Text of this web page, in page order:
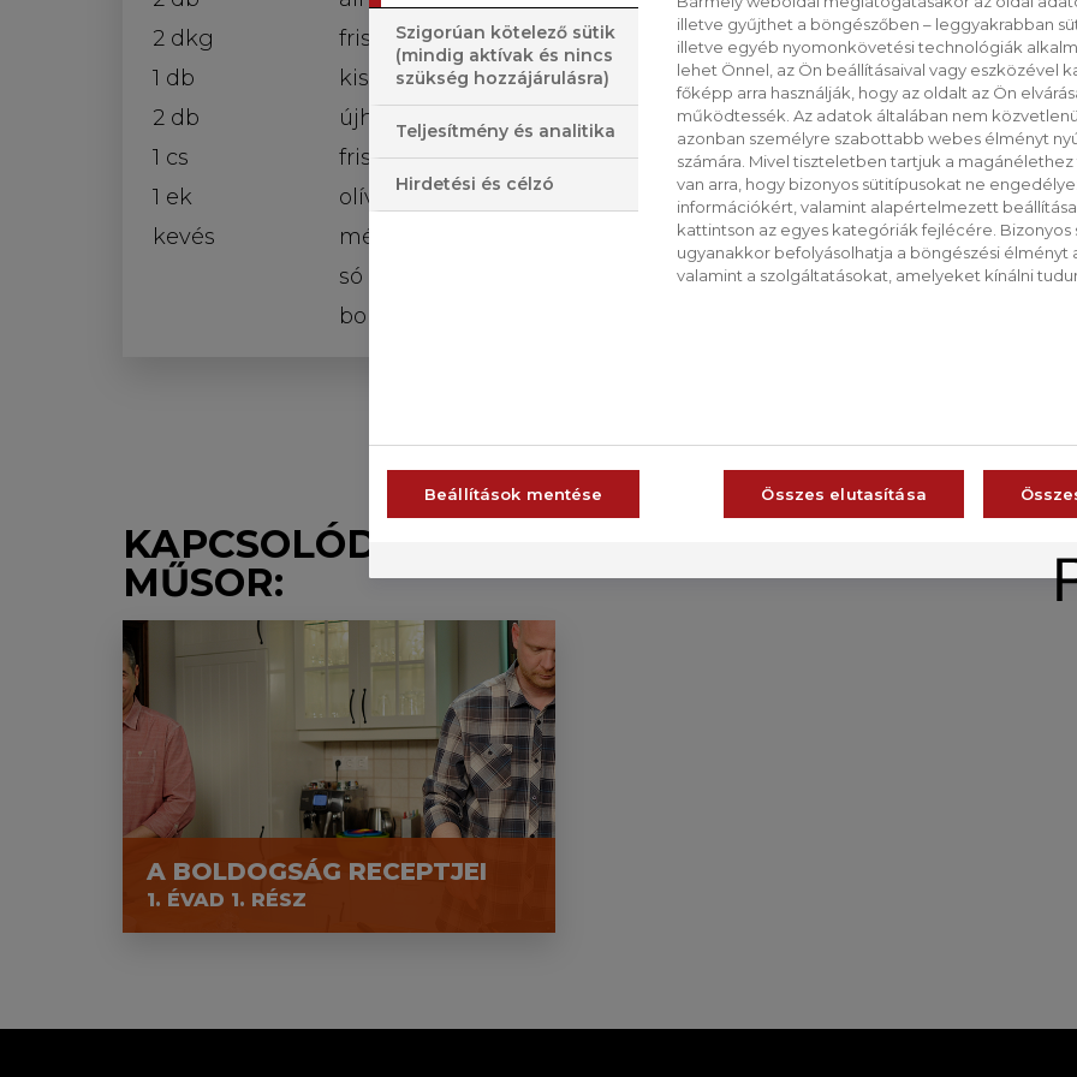
2 dkg
friss gyömbér
1 db
kisebb chili
2 db
újhagyma
1 cs
friss menta
1 ek
olívaolaj
kevés
méz
só
bors
KAPCSOLÓDÓ
MŰSOR:
A BOLDOGSÁG RECEPTJEI
1. ÉVAD 1. RÉSZ
zellerhez adjuk. Néhány percig együtt
és kevés mézzel ízesítjük. Akár hidegen is
VISSZA A LISTÁRA
Szigorúan kötelező sütik
(mindig aktívak és nincs
szükség hozzájárulásra)
Teljesítmény és analitika
Hirdetési és célzó
illetve gyűjthet a böngészőben – leggyakrabban
illetve egyéb nyomonkövetési technológiák
lehet Önnel, az Ön beállításaival vagy eszközével
főképp arra használják, hogy az oldalt az Ön
működtessék. Az adatok általában nem
azonban személyre szabottabb webes élményt
számára. Mivel tiszteletben tartjuk a
van arra, hogy bizonyos sütitípusokat ne
információkért, valamint alapértelmezett
kattintson az egyes kategóriák fejlécére. Bizonyos
ugyanakkor befolyásolhatja a böngészési élményt
valamint a szolgáltatásokat, amelyeket kínálni
Beállítások mentése Összes elutasítása